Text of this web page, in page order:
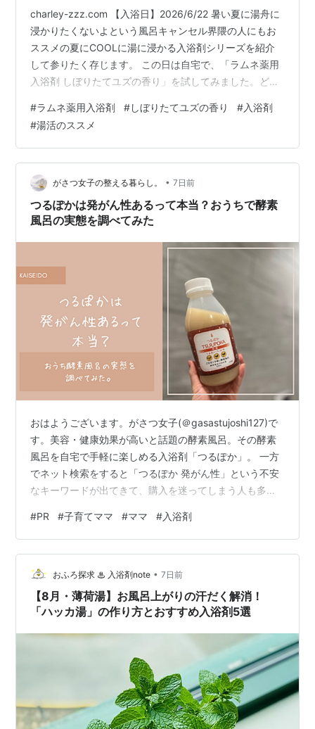
charley-zzz.com 【入浴日】2026/6/22 暑い夏に湯舟に
浸かりたくないよという風呂キャンセル界隈の人にもお
ススメの夏にCOOLに湯に浸かる入浴剤シリーズを紹介
して参りたく存じます。 この日は自宅で、「ラムネ薬用
入浴剤 しぼりたてユズの香り」を試してみました。どう
と同時に発泡が始まる為、入浴直前の投入がおススメで
す。加えて湯温が高いと揮発が早い為、かなりぬる目の
不感温帯（36℃）設定。 という訳でまずは入浴前の沐浴
で全身お清め。 全身洗い終えたところで、開封してみる
と柑橘系の果肉色のタブレット。 それでは、その柑橘色
のタブレ…
#ラムネ薬用入浴剤 #しぼりたてユズの香り #入浴剤
#湯活のススメ
がさつ女子の整える暮らし。 • 7日前
つるぽかは発がん性あるって本当？おうちで酵素
風呂の実態を調べてみた
おはようございます。がさつ女子(＠gasastujoshi127)で
す。美容・健康効果が高いと話題の酵素風呂。その酵素
風呂を自宅で手軽に楽しめる入浴剤「つるぽか」。 一方
でネット検索をすると「つるぽか 発がん性」という不安
なキーワードが出てきて、購入を迷ってしまう人も多い
認しながら安全性を調査しました。 「発がん性は本当に
あるの？」「子どもと一緒に使って大丈夫？」と気にな
っている方は、ぜひ参考にしてください。 「つるぽか」
とは？ 特徴①：自宅で手軽に酵素風呂を実現 特徴②：
肌をうるおす２つの成分を配合 「つるぽか」は発がん性
がある？ つるぽか…
#PR #子育てママ #ママ #入浴剤
おふろ探求 ♨ 入浴剤note • 7日前
【8月・薄荷湯】お風呂上がりの汗だく解消！
「ハッカ湯」の作り方とおすすめ入浴剤5選